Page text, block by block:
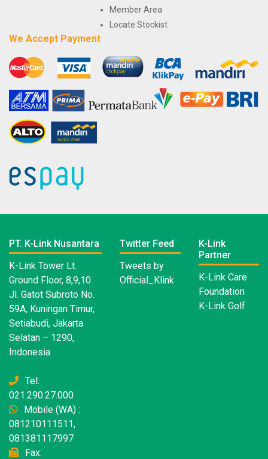
Member Area
Locate Stockist
We Accept Payment
PT. K-Link Nusantara
K-Link Tower Lt.
Ground Floor, 8,9,10
Jl. Gatot Subroto No.
59A, Kuningan Timur,
Setiabudi, Jakarta
Selatan – 1290,
Indonesia
Tel:
021.290.27.000
Mobile (WA) :
081210111511,
081381117997
Fax:
Twitter Feed
Tweets by
Official_Klink
K-Link
Partner
K-Link Care
Foundation
K-Link Golf